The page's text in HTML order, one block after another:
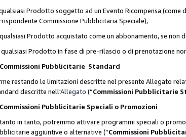
Prodotto soggetto ad un Evento Ricompensa
Commissione Pubblicitaria Speciale),
Prodotto acquistato come un abbonamento, se non
qualsiasi Prodotto in fase di pre-rilascio o di prenotazione
Pubblicitarie Standard
restando le limitazioni descritte nel presente Allegato
descritte nell'Allegato (“Commissioni Pubblicitarie
Pubblicitarie Speciali o Promozioni
in tanto, potremmo attivare programmi speciali o
aggiuntive o alternative (“Commissioni